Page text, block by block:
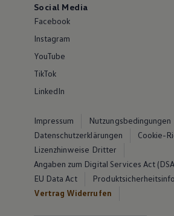
Social Media
Facebook
Instagram
YouTube
TikTok
LinkedIn
Impressum
Nutzungsbedingungen
Datenschutzerklärungen
Cookie-
Lizenzhinweise Dritter
Angaben zum Digital Services Act
EU Data Act
Vertrag Widerrufen